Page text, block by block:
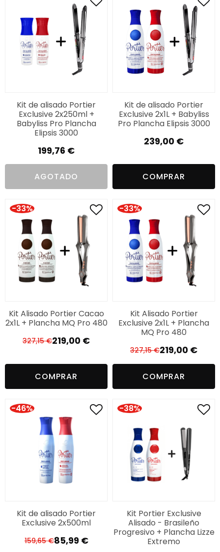
Kit de alisado Portier
Exclusive 2x250ml +
Babyliss Pro Plancha
Elipsis 3000
199,76 €
AGOTADO
Kit de alisado Portier
Exclusive 2x1L + Babyliss
Pro Plancha Elipsis 3000
239,00 €
COMPRAR
-33%
Kit Alisado Portier Cacao
2x1L + Plancha MQ Pro 480
327,15€ El
era:
219,00 €
El
es:
COMPRAR
-33%
Kit Alisado Portier
Exclusive 2x1L + Plancha
MQ Pro 480
327,15€ El
precio
original
era:
327,15 €.
219,00 €
El
precio
actual
es:
219,00 €.
COMPRAR
-46%
Kit de alisado Portier
Exclusive 2x500ml
159,65€El
85,99 €
El
-38%
Kit Portier Exclusive
Alisado - Brasileño
Progresivo + Plancha Lizze
Extremo